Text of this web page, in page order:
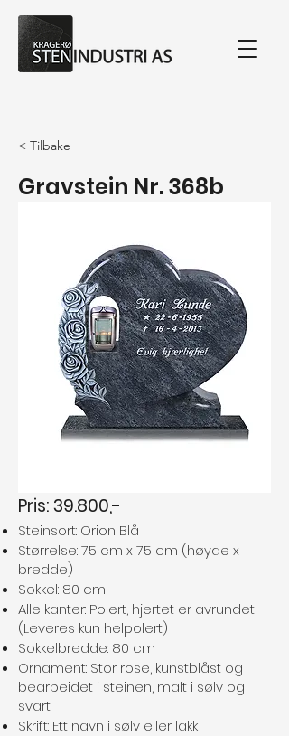
< Tilbake
Gravstein Nr. 368b
Pris: 39.800,-
Steinsort: Orion Blå
Størrelse: 75 cm x 75 cm (høyde x
bredde)
Sokkel: 80 cm
Alle kanter: Polert, hjertet er avrundet
(Leveres kun helpolert)
Sokkelbredde: 80 cm
Ornament: Stor rose, kunstblåst og
bearbeidet i steinen, malt i sølv og
svart
Skrift: Ett navn i sølv eller lakk